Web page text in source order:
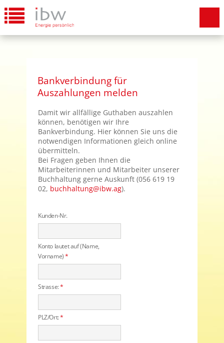
Bankverbindung für
Auszahlungen melden
Damit wir allfällige Guthaben auszahlen
können, benötigen wir Ihre
Bankverbindung. Hier können Sie uns die
notwendigen Informationen gleich online
übermitteln.
Bei Fragen geben Ihnen die
Mitarbeiterinnen und Mitarbeiter unserer
Buchhaltung gerne Auskunft (056 619 19
02, buchhaltung@ibw.ag).
Kunden-Nr.
Konto lautet auf (Name,
Vorname)*
Strasse:*
PLZ/Ort:*